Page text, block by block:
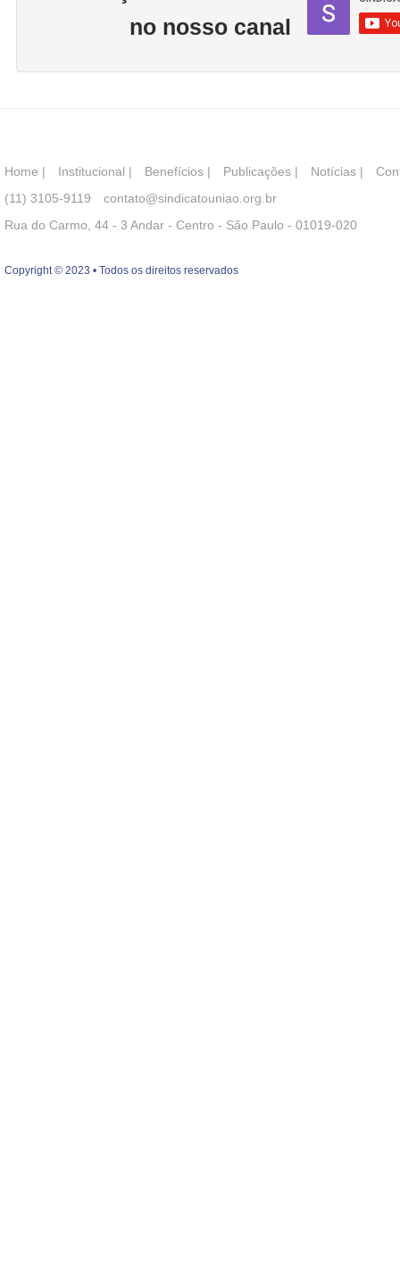
no nosso canal
Home | Institucional | Benefícios | Publicações | Notícias |
(11) 3105-9119
contato@sindicatouniao.org.br
Rua do Carmo, 44 - 3 Andar - Centro - São Paulo - 01019-020
Copyright © 2023 • Todos os direitos reservados